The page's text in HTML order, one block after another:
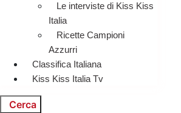
Le interviste di Kiss Kiss
Italia
Ricette Campioni
Azzurri
Classifica Italiana
Kiss Kiss Italia Tv
Cerca